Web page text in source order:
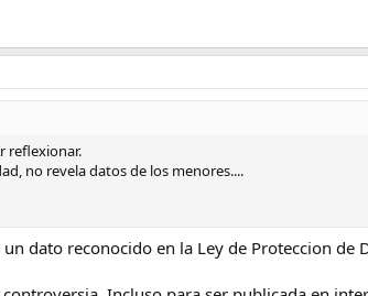
de la patria potestad o tutela.
imágenes sin consentimiento,cuando estas
imagen.
de niños
no necesitaremos ningún permiso para
reflexionar.
no revela datos de los menores....
dato reconocido en la Ley de Proteccion de